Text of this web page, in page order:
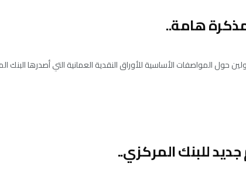
هامة..
حول المواصفات الأساسية للأوراق النقدية العمانية التي أصدرها البنك
جديد للبنك المركزي..